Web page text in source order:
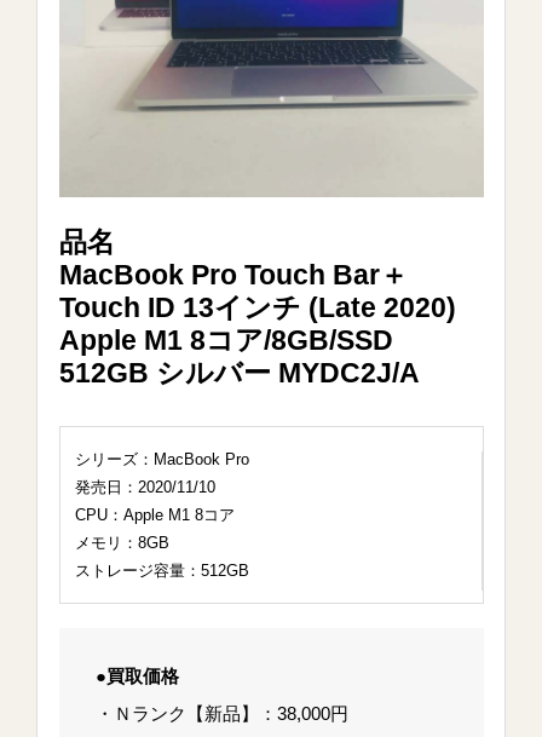
品名
MacBook Pro Touch Bar＋
Touch ID 13インチ (Late 2020)
Apple M1 8コア/8GB/SSD
512GB シルバー MYDC2J/A
シリーズ：MacBook Pro
発売日：2020/11/10
CPU：Apple M1 8コア
メモリ：8GB
ストレージ容量：512GB
●買取価格
・Ｎランク【新品】：38,000円